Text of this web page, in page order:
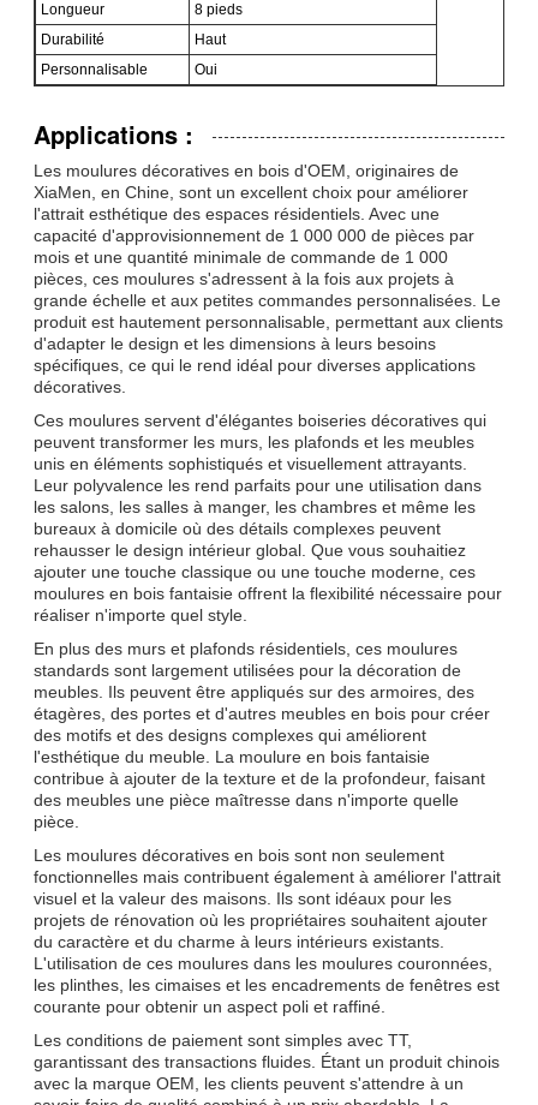
Longueur
8 pieds
Durabilité
Haut
Personnalisable
Oui
Applications :
Les moulures décoratives en bois d'OEM, originaires de
XiaMen, en Chine, sont un excellent choix pour améliorer
l'attrait esthétique des espaces résidentiels. Avec une
capacité d'approvisionnement de 1 000 000 de pièces par
mois et une quantité minimale de commande de 1 000
pièces, ces moulures s'adressent à la fois aux projets à
grande échelle et aux petites commandes personnalisées. Le
produit est hautement personnalisable, permettant aux clients
d'adapter le design et les dimensions à leurs besoins
spécifiques, ce qui le rend idéal pour diverses applications
décoratives.
Ces moulures servent d'élégantes boiseries décoratives qui
peuvent transformer les murs, les plafonds et les meubles
unis en éléments sophistiqués et visuellement attrayants.
Leur polyvalence les rend parfaits pour une utilisation dans
les salons, les salles à manger, les chambres et même les
bureaux à domicile où des détails complexes peuvent
rehausser le design intérieur global. Que vous souhaitiez
ajouter une touche classique ou une touche moderne, ces
moulures en bois fantaisie offrent la flexibilité nécessaire pour
réaliser n'importe quel style.
En plus des murs et plafonds résidentiels, ces moulures
standards sont largement utilisées pour la décoration de
meubles. Ils peuvent être appliqués sur des armoires, des
étagères, des portes et d'autres meubles en bois pour créer
des motifs et des designs complexes qui améliorent
l'esthétique du meuble. La moulure en bois fantaisie
contribue à ajouter de la texture et de la profondeur, faisant
des meubles une pièce maîtresse dans n'importe quelle
pièce.
Les moulures décoratives en bois sont non seulement
fonctionnelles mais contribuent également à améliorer l'attrait
visuel et la valeur des maisons. Ils sont idéaux pour les
projets de rénovation où les propriétaires souhaitent ajouter
du caractère et du charme à leurs intérieurs existants.
L'utilisation de ces moulures dans les moulures couronnées,
les plinthes, les cimaises et les encadrements de fenêtres est
courante pour obtenir un aspect poli et raffiné.
Les conditions de paiement sont simples avec TT,
garantissant des transactions fluides. Étant un produit chinois
avec la marque OEM, les clients peuvent s'attendre à un